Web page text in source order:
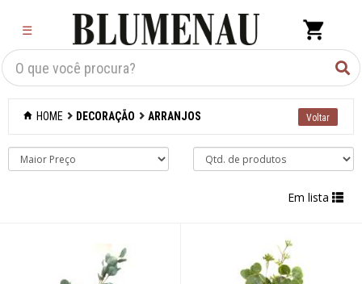
☰
Criar Lista×
Organização
Eletros
Cama e banho
HOME DECORAÇÃO ARRANJOS
Em lista